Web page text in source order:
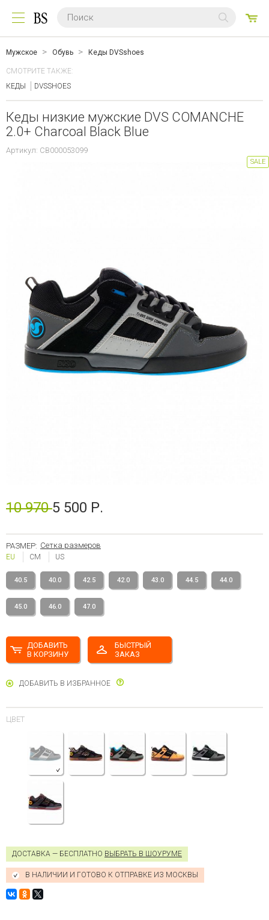
Мужское Обувь Кеды DVSshoes
СМОТРИТЕ ТАКЖЕ:
КЕДЫ
DVSSHOES
Кеды низкие мужские DVS COMANCHE
2.0+ Charcoal Black Blue
Артикул: CB000053099
SALE
10 9705 500 Р.
РАЗМЕР: Сетка размеров
EU CM US
40.5 40.0 42.5 42.0 43.0 44.5 44.0
45.0 46.0 47.0
ДОБАВИТЬ
В КОРЗИНУ
БЫСТРЫЙ
ЗАКАЗ
ДОБАВИТЬ В ИЗБРАННОЕ
ЦВЕТ
ДОСТАВКА — БЕСПЛАТНО ВЫБРАТЬ В ШОУРУМЕ
В НАЛИЧИИ И ГОТОВО К ОТПРАВКЕ ИЗ МОСКВЫ